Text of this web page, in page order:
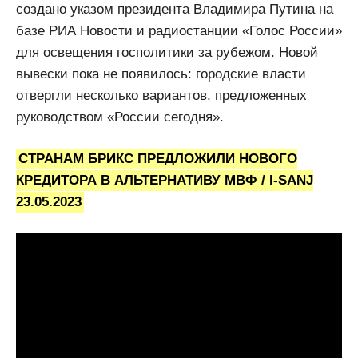
создано указом президента Владимира Путина на
базе РИА Новости и радиостанции «Голос России»
для освещения госполитики за рубежом. Новой
вывески пока не появилось: городские власти
отвергли несколько вариантов, предложенных
руководством «России сегодня».
СТРАНАМ БРИКС ПРЕДЛОЖИЛИ НОВОГО
КРЕДИТОРА В АЛЬТЕРНАТИВУ МВФ / I-SANJ
23.05.2023